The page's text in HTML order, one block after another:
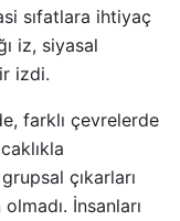
sıfatlara ihtiyaç
iz, siyasal
izdi.
farklı çevrelerde
çıkarları
İnsanları